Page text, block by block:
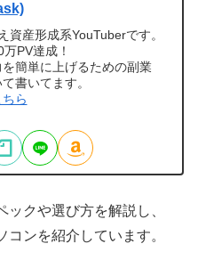
資産形成系YouTuberです。
PV達成！
簡単に上げるための副業
書いてます。
ちら
クや選び方を解説し、
ンを紹介しています。